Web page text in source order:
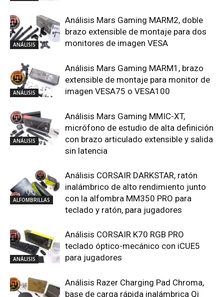
ANÁLISIS
Análisis Mars Gaming MARM2, doble
brazo extensible de montaje para dos
monitores de imagen VESA
ANÁLISIS
Análisis Mars Gaming MARM1, brazo
extensible de montaje para monitor de
imagen VESA75 o VESA100
ANÁLISIS
Análisis Mars Gaming MMIC-XT,
micrófono de estudio de alta definición
con brazo articulado extensible y salida
sin latencia
ALFOMBRILLAS
Análisis CORSAIR DARKSTAR, ratón
inalámbrico de alto rendimiento junto
con la alfombra MM350 PRO para
teclado y ratón, para jugadores
ANÁLISIS
Análisis CORSAIR K70 RGB PRO
teclado óptico-mecánico con iCUE5
para jugadores
Análisis Razer Charging Pad Chroma,
base de carga rápida inalámbrica Qi